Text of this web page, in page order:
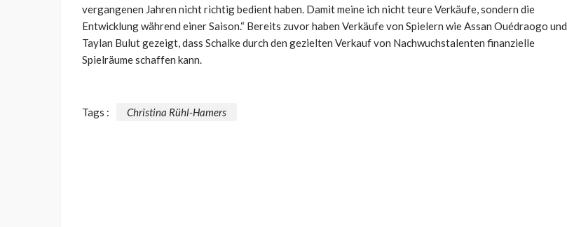
vergangenen Jahren nicht richtig bedient haben. Damit meine ich nicht teure Verkäufe, sondern die
Entwicklung während einer Saison.“ Bereits zuvor haben Verkäufe von Spielern wie Assan Ouédraogo und
Taylan Bulut gezeigt, dass Schalke durch den gezielten Verkauf von Nachwuchstalenten finanzielle
Spielräume schaffen kann.
Tags : Christina Rühl-Hamers